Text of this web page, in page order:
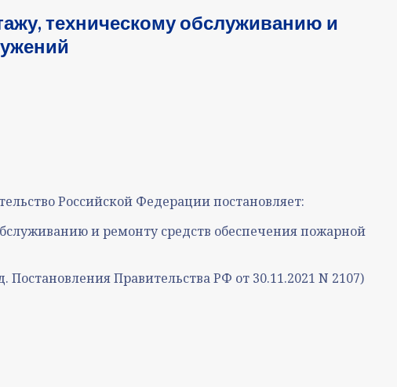
техническому обслуживанию и
Российской Федерации постановляет:
и ремонту средств обеспечения пожарной
Постановления Правительства РФ от 30.11.2021 N 2107)